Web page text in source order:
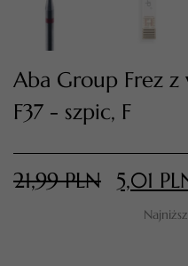
PRZEJDŹ
Aba Group Frez
F37 - szpic, F
21,99PLN 5,01